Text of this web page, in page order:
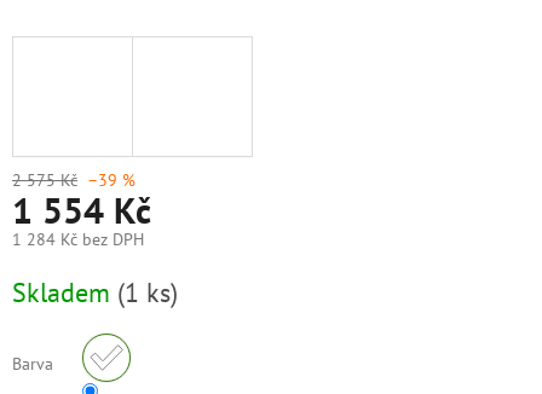
2 575 Kč –39 %
1 554 Kč
1 284 Kč bez DPH
cena:
Skladem (1 ks)
Barva